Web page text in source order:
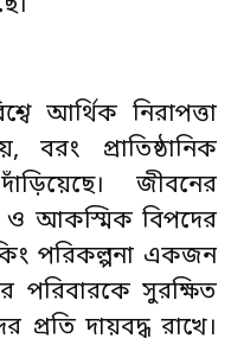
আর্থিক নিরাপত্তা
বরং প্রাতিষ্ঠানিক
জীবনের
ও আকস্মিক বিপদের
পরিকল্পনা একজন
পরিবারকে সুরক্ষিত
প্রতি দায়বদ্ধ রাখে।